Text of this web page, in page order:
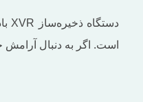
است. اگر به‌ دنبال